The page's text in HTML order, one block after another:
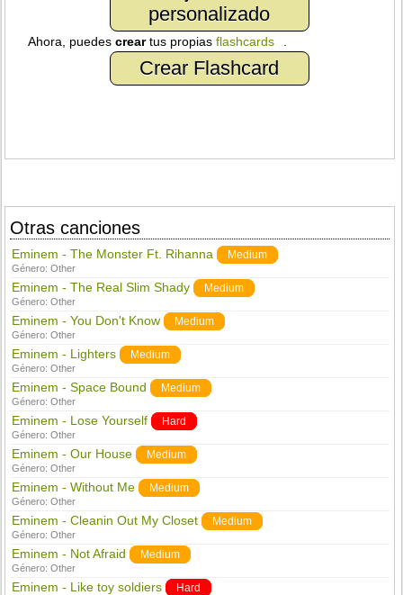
personalizado
Ahora, puedescreartus propiasflashcards
Crear Flashcard
Otras canciones
Eminem - The Monster Ft. Rihanna Medium
Género:Other
Eminem - The Real Slim Shady Medium
Género:Other
Eminem - You Don't Know Medium
Género:Other
Eminem - Lighters Medium
Género:Other
Eminem - Space Bound Medium
Género:Other
Eminem - Lose Yourself Hard
Género:Other
Eminem - Our House Medium
Género:Other
Eminem - Without Me Medium
Género:Other
Eminem - Cleanin Out My Closet Medium
Género:Other
Eminem - Not Afraid Medium
Género:Other
Eminem - Like toy soldiers Hard